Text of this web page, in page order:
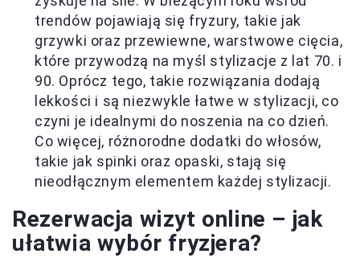
trendów pojawiają się fryzury, takie jak
grzywki oraz przewiewne, warstwowe cięcia,
które przywodzą na myśl stylizacje z lat 70. i
90. Oprócz tego, takie rozwiązania dodają
lekkości i są niezwykle łatwe w stylizacji, co
czyni je idealnymi do noszenia na co dzień.
Co więcej, różnorodne dodatki do włosów,
takie jak spinki oraz opaski, stają się
nieodłącznym elementem każdej stylizacji.
Rezerwacja wizyt online – jak
ułatwia wybór fryzjera?